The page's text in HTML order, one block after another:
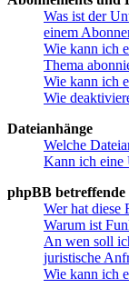
Was ist der
einem
Wie kann ich
Thema
Wie kann ich
Wie
Dateianhänge
Welche
Kann ich eine
phpBB betreffende
Wer hat diese
Warum ist
An wen soll
juristische
Wie kann ich